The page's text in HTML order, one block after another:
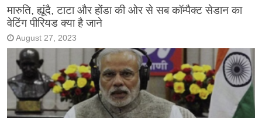
मारुति, ह्यूंदै, टाटा और होंडा की ओर से सब कॉम्पैक्ट सेडान का
वेटिंग पीरियड क्या है जाने
August 27, 2023